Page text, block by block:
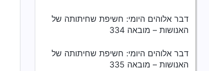
דבר אלוהים היומי: חשיפת שחיתותה של
האנושות – מובאה 334
דבר אלוהים היומי: חשיפת שחיתותה של
האנושות – מובאה 335